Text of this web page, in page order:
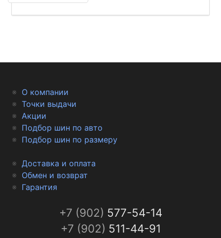
О компании
Точки выдачи
Акции
Подбор шин по авто
Подбор шин по размеру
Доставка и оплата
Обмен и возврат
Гарантия
+7 (902) 577-54-14
+7 (902) 511-44-91